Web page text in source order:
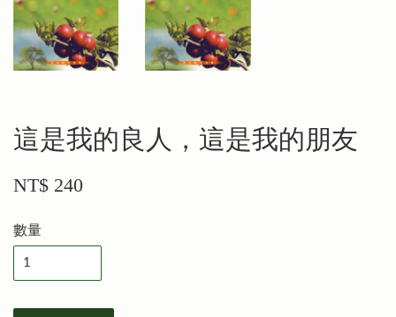
這是我的良人，這是我的朋友
NT$ 240
數量